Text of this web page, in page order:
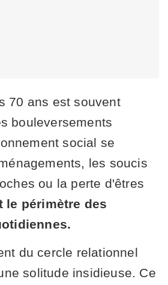
70 ans est souvent
bouleversements
social se
les soucis
ou la perte d'êtres
le périmètre des
du cercle relationnel
solitude insidieuse. Ce